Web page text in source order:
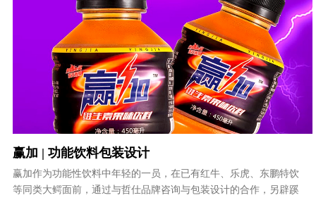
赢加 | 功能饮料包装设计
赢加作为功能性饮料中年轻的一员，在已有红牛、乐虎、东鹏特饮
等同类大鳄面前，通过与哲仕品牌咨询与包装设计的合作，另辟蹊